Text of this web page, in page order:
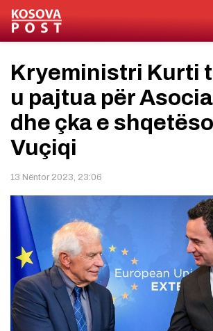
Kryeministri Kurti
u pajtua për
dhe çka e
Vuçiqi
13 Nëntor 2023, 23:06